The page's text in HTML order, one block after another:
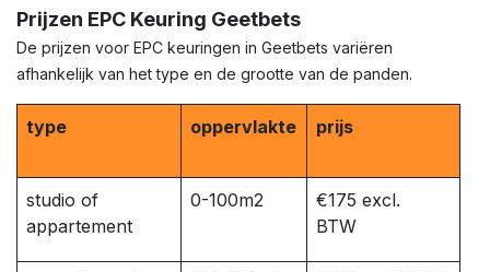
Prijzen EPC Keuring Geetbets
De prijzen voor EPC keuringen in Geetbets variëren
afhankelijk van het type en de grootte van de panden.
type oppervlakte prijs
studio of
appartement
0-100m2
€175 excl.
BTW